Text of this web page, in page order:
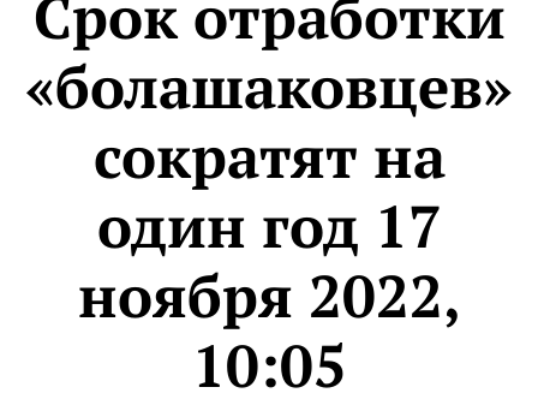
Срок отработки
«болашаковцев»
сократят на
один год 17
ноября 2022,
10:05